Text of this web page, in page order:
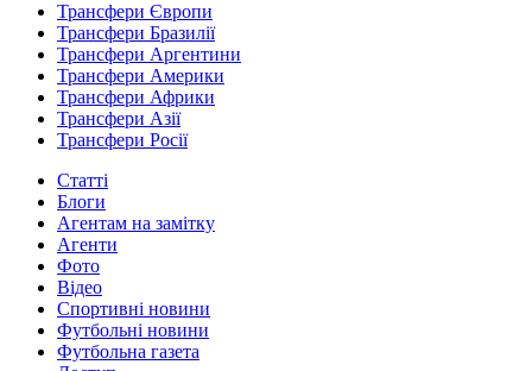
Трансфери Європи
Трансфери Бразилії
Трансфери Аргентини
Трансфери Америки
Трансфери Африки
Трансфери Азії
Трансфери Росії
Статті
Блоги
Агентам на замітку
Агенти
Фото
Відео
Спортивні новини
Футбольні новини
Футбольна газета